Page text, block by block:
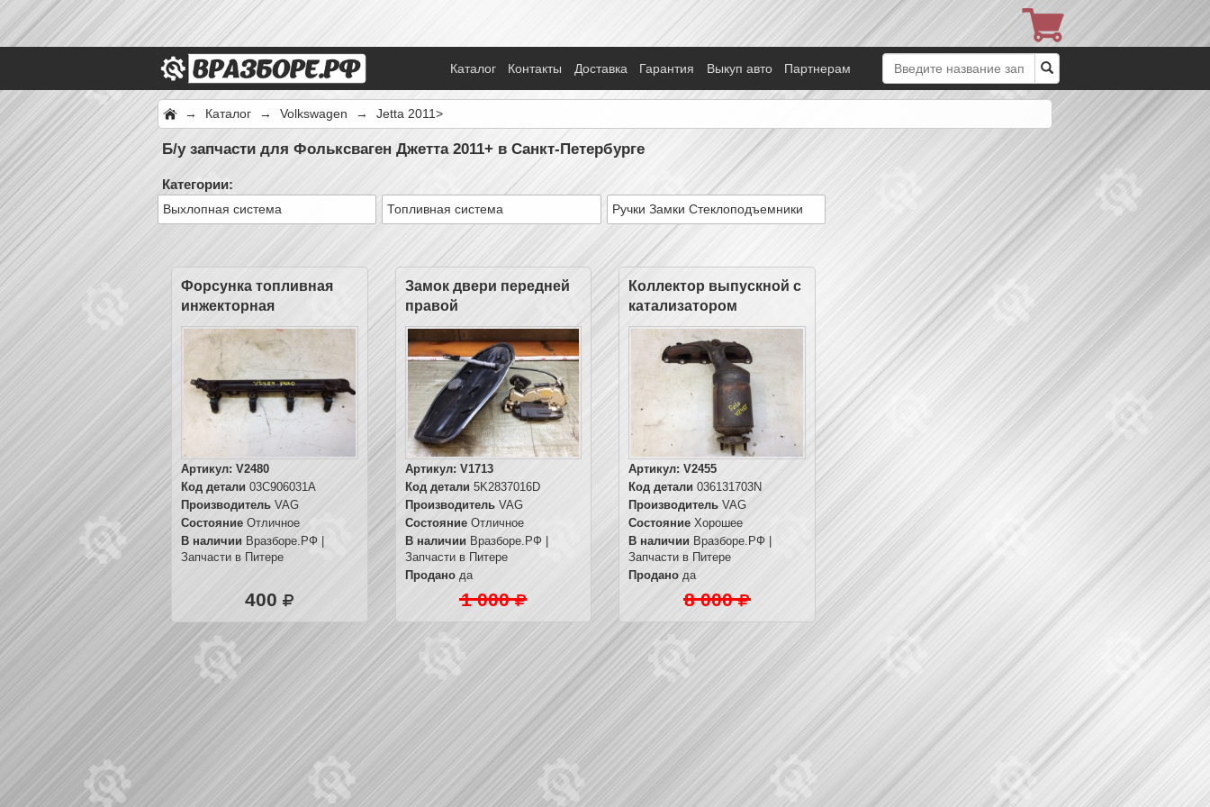
Каталог Контакты Доставка Гарантия Выкуп авто Партнерам
→ Каталог → Volkswagen → Jetta 2011>
Б/у запчасти для Фольксваген Джетта 2011+ в Санкт-Петербурге
Категории:
Выхлопная система Топливная система Ручки Замки Стеклоподъемники
Форсунка топливная
инжекторная
электрическая
Артикул: V2480
Код детали 03C906031A
Производитель VAG
Состояние Отличное
В наличии Вразборе.РФ |
Запчасти в Питере
400
Замок двери передней
правой
Артикул: V1713
Код детали 5K2837016D
ПроизводительVAG
СостояниеОтличное
В наличии Вразборе.РФ |
Запчасти в Питере
Проданода
1 000
Коллектор выпускной с
катализатором
Артикул: V2455
Код детали 036131703N
Производитель VAG
Состояние Хорошее
В наличии Вразборе.РФ |
Запчасти в Питере
Продано да
8 000